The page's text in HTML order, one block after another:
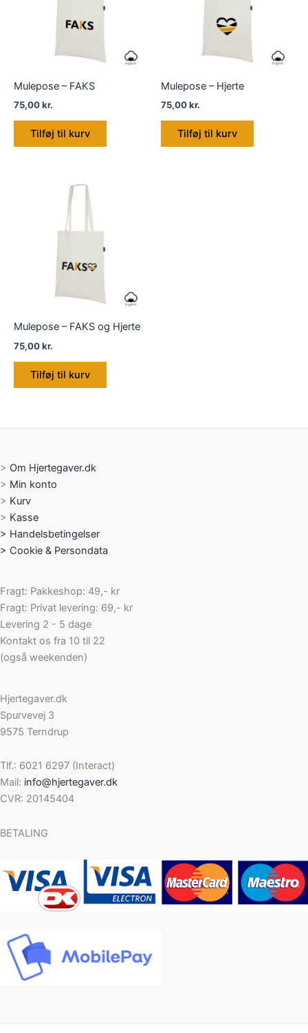
Mulepose – FAKS
75,00kr.
Tilføj til kurv
Mulepose – Hjerte
75,00kr.
Tilføj til kurv
Mulepose – FAKS og Hjerte
75,00kr.
Tilføj til kurv
> Om Hjertegaver.dk
> Min konto
> Kurv
> Kasse
> Handelsbetingelser
> Cookie & Persondata
Fragt: Pakkeshop: 49,- kr
Fragt: Privat levering: 69,- kr
Levering 2 - 5 dage
Kontakt os fra 10 til 22
(også weekenden)
Hjertegaver.dk
Spurvevej 3
9575 Terndrup
Tlf.: 6021 6297 (Interact)
Mail: info@hjertegaver.dk
CVR: 20145404
BETALING